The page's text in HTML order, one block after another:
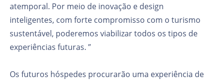
atemporal. Por meio de inovação e design
inteligentes, com forte compromisso com o turismo
sustentável, poderemos viabilizar todos os tipos de
experiências futuras. ”
Os futuros hóspedes procurarão uma experiência de